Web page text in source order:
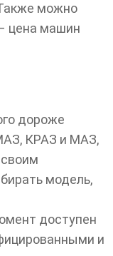
можно
цена машин
дороже
КРАЗ и МАЗ,
модель,
доступен
и